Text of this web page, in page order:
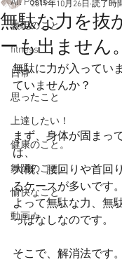
All Posts
表現のこと
fitness
日常
思ったこと
上達したい！
健康のこと。
舞踊のこと。
愉快なこと
動画☆
無駄な力を抜
ーも出ません。
2019年10月26日 読了時
無駄に力が入ってい
ていませんか？
まず、身体が固まっ
は、
大概、腰回りや首回
るケースが多いです。
よって無駄な力、無
っぱなしなのです。
そこで、解消法です。